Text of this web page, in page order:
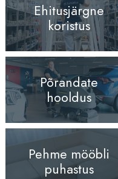
Ehitusjärgne
koristus
Põrandate
hooldus
Pehme mööbli
puhastus